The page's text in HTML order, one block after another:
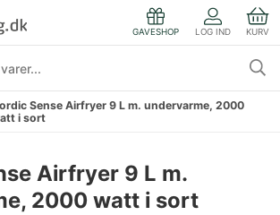
GAVESHOP LOG IND KURV
Sense Airfryer 9 L m. undervarme, 2000
i sort
Airfryer 9 L m.
2000 watt i sort